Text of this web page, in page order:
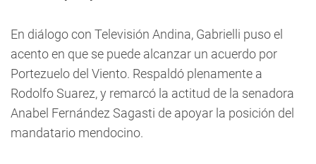
En diálogo con Televisión Andina, Gabrielli puso el
acento en que se puede alcanzar un acuerdo por
Portezuelo del Viento. Respaldó plenamente a
Rodolfo Suarez, y remarcó la actitud de la senadora
Anabel Fernández Sagasti de apoyar la posición del
mandatario mendocino.